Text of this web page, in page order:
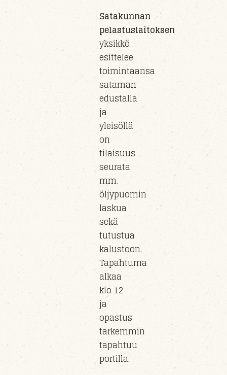
Satakunnan
pelastuslaitoksen
yksikkö
esittelee
toimintaansa
sataman
edustalla
ja
yleisöllä
on
tilaisuus
seurata
mm.
öljypuomin
laskua
sekä
tutustua
kalustoon.
Tapahtuma
alkaa
klo 12
ja
opastus
tarkemmin
tapahtuu
portilla.